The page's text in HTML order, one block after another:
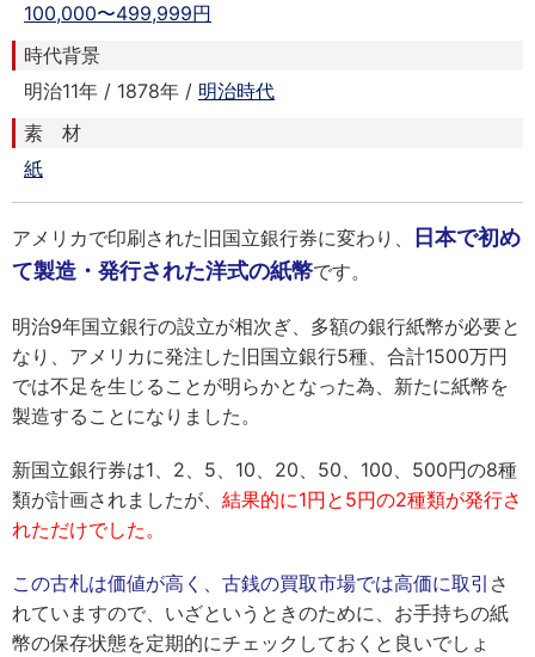
100,000〜499,999円
時代背景
明治11年 / 1878年 / 明治時代
素 材
紙
アメリカで印刷された旧国立銀行券に変わり、
日本で初め
て製造・発行された洋式の紙幣です。
明治9年国立銀行の設立が相次ぎ、多額の銀行紙幣が必要と
なり、アメリカに発注した旧国立銀行5種、合計1500万円
では不足を生じることが明らかとなった為、新たに紙幣を
製造することになりました。
新国立銀行券は1、2、5、10、20、50、100、500円の8種
類が計画されましたが、 結果的に1円と5円の2種類が発行さ
れただけでした。
この古札は価値が高く、古銭の買取市場では高価に取引 さ
れていますので、いざというときのために、お手持ちの紙
幣の保存状態を定期的にチェックしておくと良いでしょ